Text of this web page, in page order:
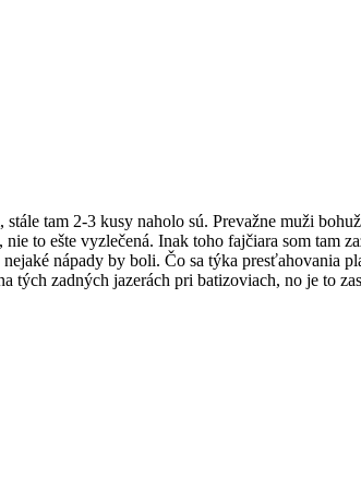
tam 2-3 kusy naholo sú. Prevažne muži
to ešte vyzlečená. Inak toho fajčiara som tam
nápady by boli. Čo sa týka
zadných jazerách pri batizoviach, no je to